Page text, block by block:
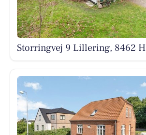
Storringvej 9 Lillering, 8462